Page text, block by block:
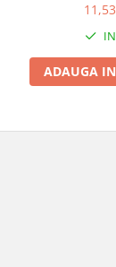
ADAUGA